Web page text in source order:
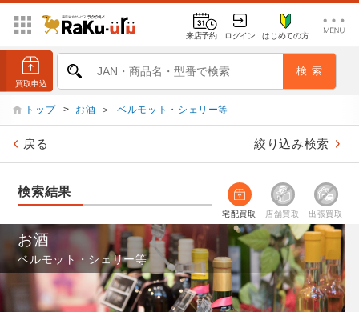
来店予約 ログイン はじめての方
トップ > お酒 ＞ ベルモット・シェリー等
戻る 絞り込み検索
検索結果
宅配買取 店舗買取 出張買取
お酒
ベルモット・シェリー等